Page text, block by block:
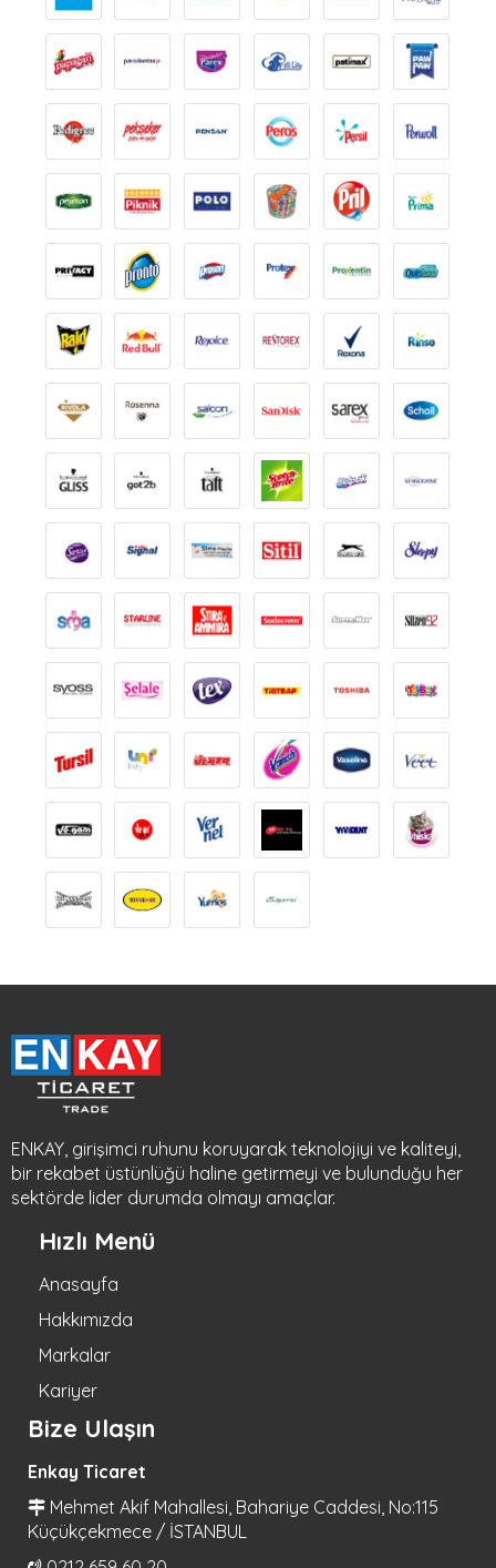
ENKAY, girişimci ruhunu koruyarak teknolojiyi ve kaliteyi,
bir rekabet üstünlüğü haline getirmeyi ve bulunduğu her
sektörde lider durumda olmayı amaçlar.
Hızlı Menü
Anasayfa
Hakkımızda
Markalar
Kariyer
Bize Ulaşın
Enkay Ticaret
Mehmet Akif Mahallesi, Bahariye Caddesi, No:115
Küçükçekmece / İSTANBUL